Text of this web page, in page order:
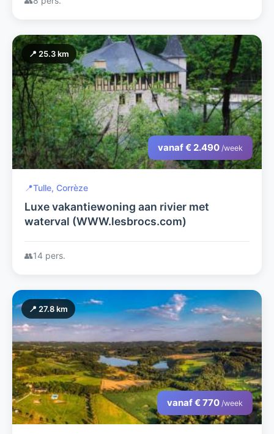
📍 25.3 km
vanaf € 2.490 /week
📍Tulle, Corrèze
Luxe vakantiewoning aan rivier met
waterval (WWW.lesbrocs.com)
👥14 pers.
📍 27.8 km
vanaf € 770 /week